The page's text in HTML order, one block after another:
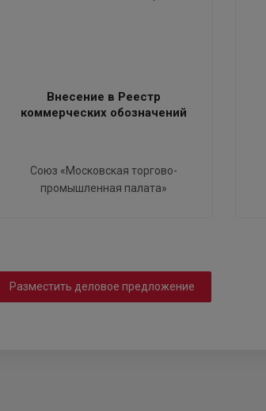
Внесение в Реестр
коммерческих обозначений
Союз «Московская торгово-
промышленная палата»
Разместить деловое предложение